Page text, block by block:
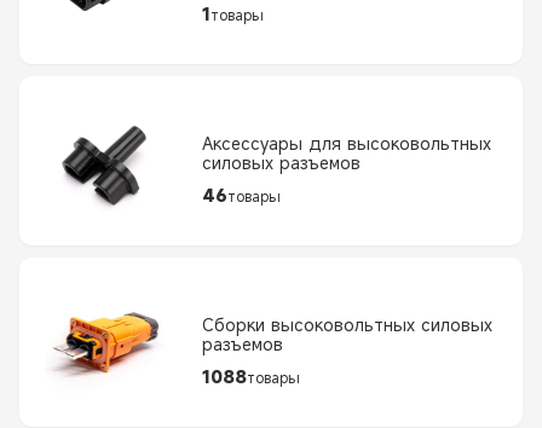
1товары
Аксессуары для высоковольтных
силовых разъемов
46товары
Сборки высоковольтных силовых
разъемов
1088товары